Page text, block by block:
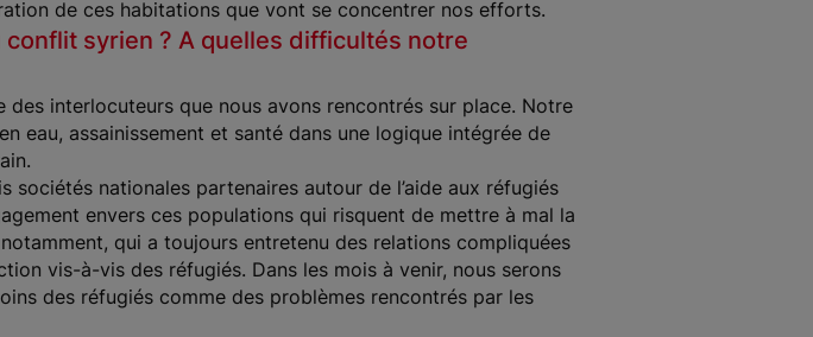
de ces habitations que vont se concentrer nos efforts.
syrien ? A quelles difficultés notre
des interlocuteurs que nous avons rencontrés sur place. Notre
eau, assainissement et santé dans une logique intégrée de
nationales partenaires autour de l’aide aux réfugiés
envers ces populations qui risquent de mettre à mal la
qui a toujours entretenu des relations compliquées
vis-à-vis des réfugiés. Dans les mois à venir, nous serons
des réfugiés comme des problèmes rencontrés par les